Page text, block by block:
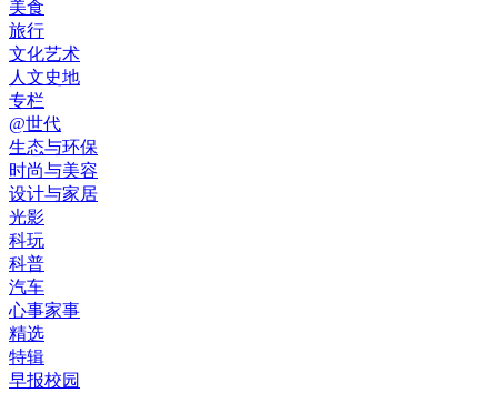
美食
旅行
文化艺术
人文史地
专栏
@世代
生态与环保
时尚与美容
设计与家居
光影
科玩
科普
汽车
心事家事
精选
特辑
早报校园